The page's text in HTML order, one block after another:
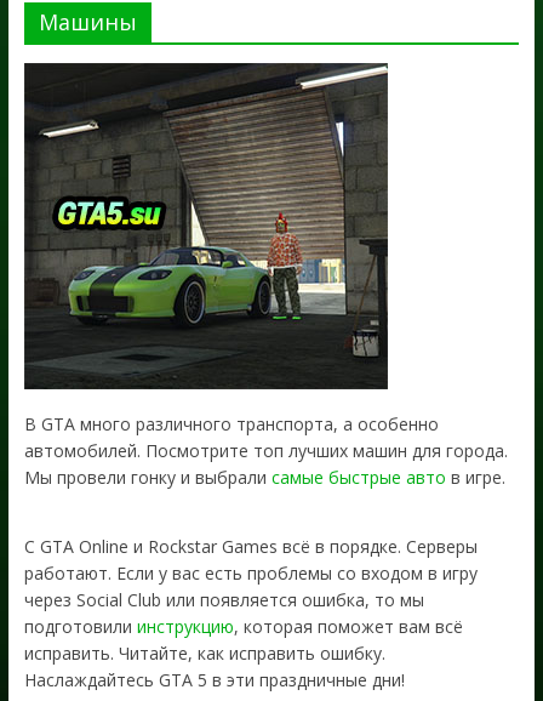
Машины
В GTA много различного транспорта, а особенно
автомобилей. Посмотрите топ лучших машин для города.
Мы провели гонку и выбрали самые быстрые авто в игре.
С GTA Online и Rockstar Games всё в порядке. Серверы
работают. Если у вас есть проблемы со входом в игру
через Social Club или появляется ошибка, то мы
подготовили инструкцию, которая поможет вам всё
исправить. Читайте, как исправить ошибку.
Наслаждайтесь GTA 5 в эти праздничные дни!